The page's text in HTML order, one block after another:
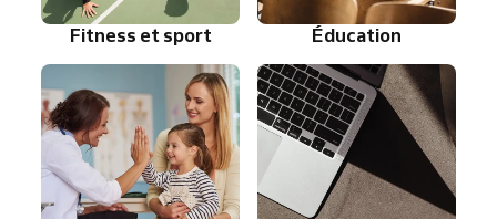
Fitness et sport Éducation